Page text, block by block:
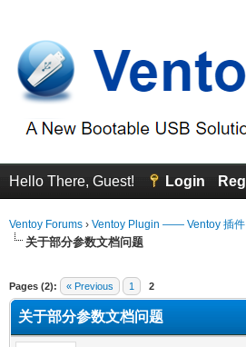
Hello There, Guest! Login
Ventoy Forums › Ventoy Plugin —— Ventoy 插件
关于部分参数文档问题
Pages (2): « Previous 1 2
关于部分参数文档问题